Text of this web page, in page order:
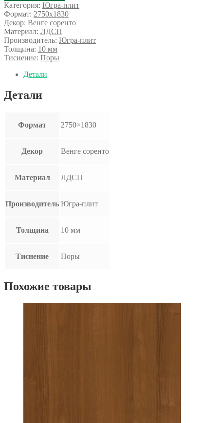
Категория: Югра-плит
Формат: 2750x1830
Декор: Венге соренто
Материал: ЛДСП
Производитель: Югра-плит
Толщина: 10 мм
Тиснение: Поры
Детали
Детали
Формат 2750×1830
Декор Венге соренто
Материал ЛДСП
Производитель Югра-плит
Толщина 10 мм
Тиснение Поры
Похожие товары